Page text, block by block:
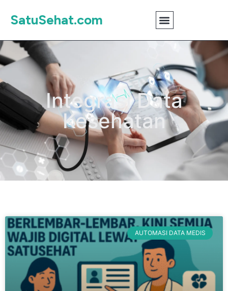
SatuSehat.com
Integrasi Data
Kesehatan
AUTOMASI DATA MEDIS